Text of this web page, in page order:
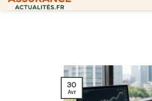
30
Avr